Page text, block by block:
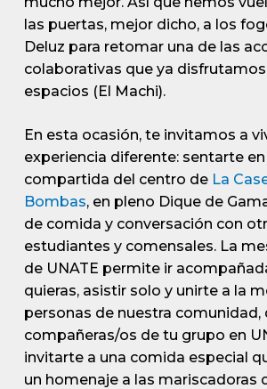
las puertas, mejor dicho, a los
Deluz para retomar una de las
colaborativas que ya
espacios (El Machi).
En esta ocasión, te invitamos a
experiencia diferente: sentarte
compartida del centro de La
Bombas, en pleno Dique de
de comida y conversación con
estudiantes y comensales. La
de UNATE permite ir
quieras, asistir solo y unirte a la
personas de nuestra comunidad,
compañeras/os de tu grupo en
invitarte a una comida especial
un homenaje a las mariscadoras